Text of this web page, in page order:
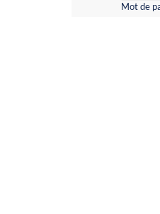
Mot de